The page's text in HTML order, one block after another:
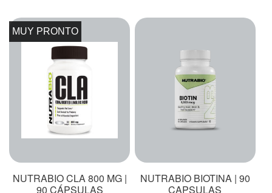
MUY PRONTO
NUTRABIO CLA 800 MG |
90 CÁPSULAS
NUTRABIO BIOTINA | 90
CAPSULAS